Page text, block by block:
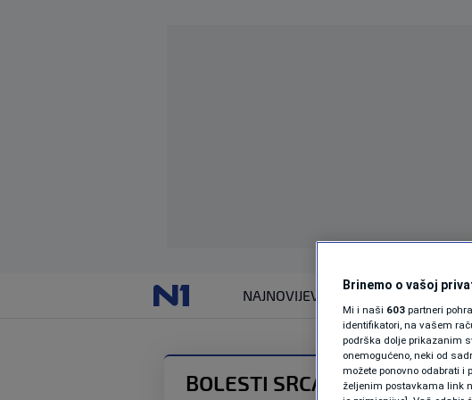
NAJNOVIJEVIJESTI SPORT
BOLESTI SRCA
Brinemo o vašoj
Mi i naši 603 partneri
identifikatori, na vašem
podrška dolje prikazanim
onemogućeno, neki od
možete ponovno odabrati i
željenim postavkama link